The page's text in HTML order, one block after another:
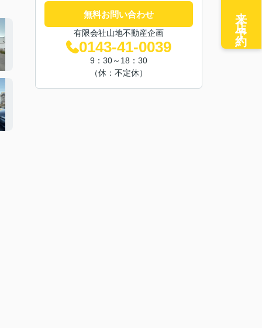
無料お問い合わせ
有限会社山地不動産企画
0143-41-0039
9：30～18：30
（休：不定休）
来店予約